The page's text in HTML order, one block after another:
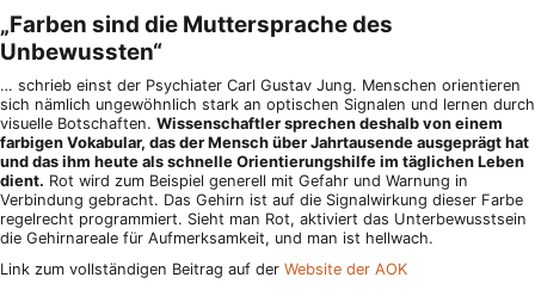
„Farben sind die Muttersprache des
Unbewussten“
… schrieb einst der Psychiater Carl Gustav Jung. Menschen orientieren
sich nämlich ungewöhnlich stark an optischen Signalen und lernen durch
visuelle Botschaften. Wissenschaftler sprechen deshalb von einem
farbigen Vokabular, das der Mensch über Jahrtausende ausgeprägt hat
und das ihm heute als schnelle Orientierungshilfe im täglichen Leben
dient. Rot wird zum Beispiel generell mit Gefahr und Warnung in
Verbindung gebracht. Das Gehirn ist auf die Signalwirkung dieser Farbe
regelrecht programmiert. Sieht man Rot, aktiviert das Unterbewusstsein
die Gehirnareale für Aufmerksamkeit, und man ist hellwach.
Link zum vollständigen Beitrag auf der Website der AOK